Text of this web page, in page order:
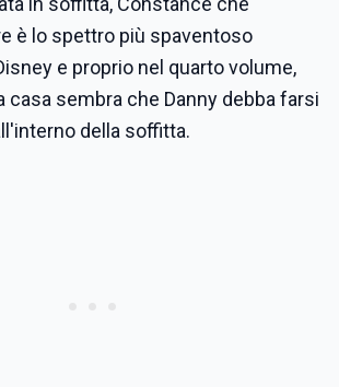
è lo spettro più spaventoso
e proprio nel quarto volume,
casa sembra che Danny debba farsi
della soffitta.